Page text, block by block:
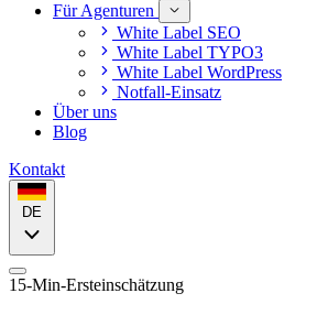
Für Agenturen
White Label SEO
White Label TYPO3
White Label WordPress
Notfall-Einsatz
Über uns
Blog
Kontakt
DE
15-Min-Ersteinschätzung